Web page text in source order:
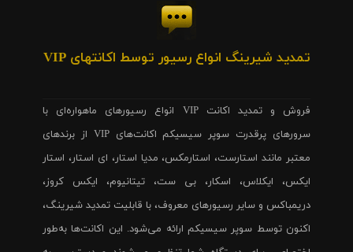
تمدید شیرینگ انواع رسیور توسط اکانتهای VIP
فروش و تمدید اکانت VIP انواع رسیورهای ماهواره‌ای با
سرورهای پرقدرت سوپر سیسیکم اکانت‌های VIP از برندهای
معتبر مانند استارست، استارمکس، مدیا استار، ای استار، استار
ایکس، ایکلاس، اسکار، بی ست، تیتانیوم، ایکس کروز،
دریمباکس و سایر رسیورهای معروف، با قابلیت تمدید شیرینگ،
اکنون توسط سوپر سیسیکم ارائه می‌شود. این اکانت‌ها به‌طور